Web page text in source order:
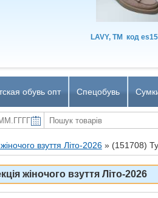
LAVY, TM код
обувь опт Спецобувь
взуття Літо-2026» (151708)
жіночого взуття Літо-2026